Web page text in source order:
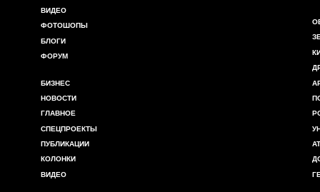
ВИДЕО
ФОТОШОПЫ
БЛОГИ
ФОРУМ
БИЗНЕС
НОВОСТИ
ГЛАВНОЕ
СПЕЦПРОЕКТЫ
ПУБЛИКАЦИИ
КОЛОНКИ
ВИДЕО